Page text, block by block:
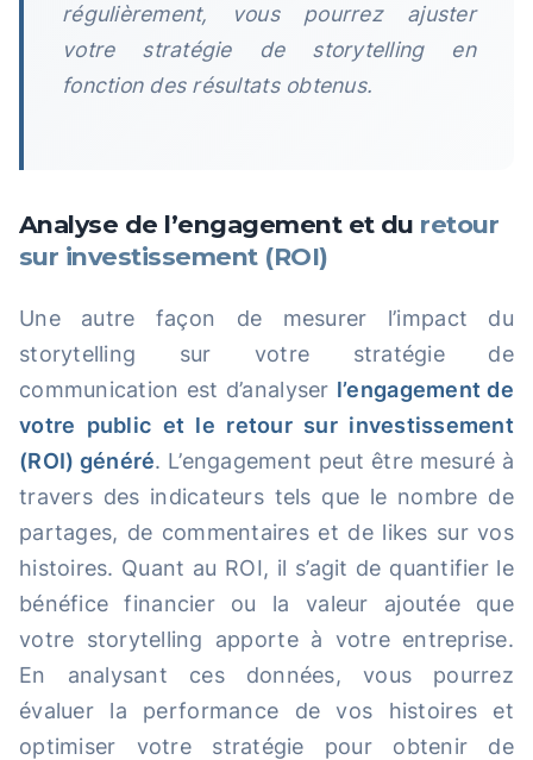
régulièrement, vous pourrez ajuster
votre stratégie de storytelling en
fonction des résultats obtenus.
Analyse de l’engagement et du retour
sur investissement (ROI)
Une autre façon de mesurer l’impact du
storytelling sur votre stratégie de
communication est d’analyser l’engagement de
votre public et le retour sur investissement
(ROI) généré. L’engagement peut être mesuré à
travers des indicateurs tels que le nombre de
partages, de commentaires et de likes sur vos
histoires. Quant au ROI, il s’agit de quantifier le
bénéfice financier ou la valeur ajoutée que
votre storytelling apporte à votre entreprise.
En analysant ces données, vous pourrez
évaluer la performance de vos histoires et
optimiser votre stratégie pour obtenir de